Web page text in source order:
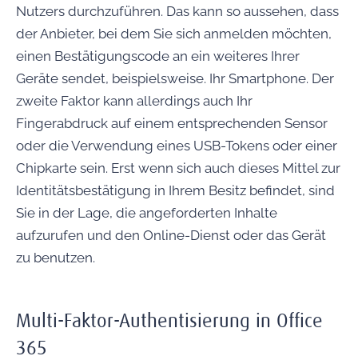
Nutzers durchzuführen. Das kann so aussehen, dass
der Anbieter, bei dem Sie sich anmelden möchten,
einen Bestätigungscode an ein weiteres Ihrer
Geräte sendet, beispielsweise. Ihr Smartphone. Der
zweite Faktor kann allerdings auch Ihr
Fingerabdruck auf einem entsprechenden Sensor
oder die Verwendung eines USB-Tokens oder einer
Chipkarte sein. Erst wenn sich auch dieses Mittel zur
Identitätsbestätigung in Ihrem Besitz befindet, sind
Sie in der Lage, die angeforderten Inhalte
aufzurufen und den Online-Dienst oder das Gerät
zu benutzen.
Multi-Faktor-Authentisierung in Office
365